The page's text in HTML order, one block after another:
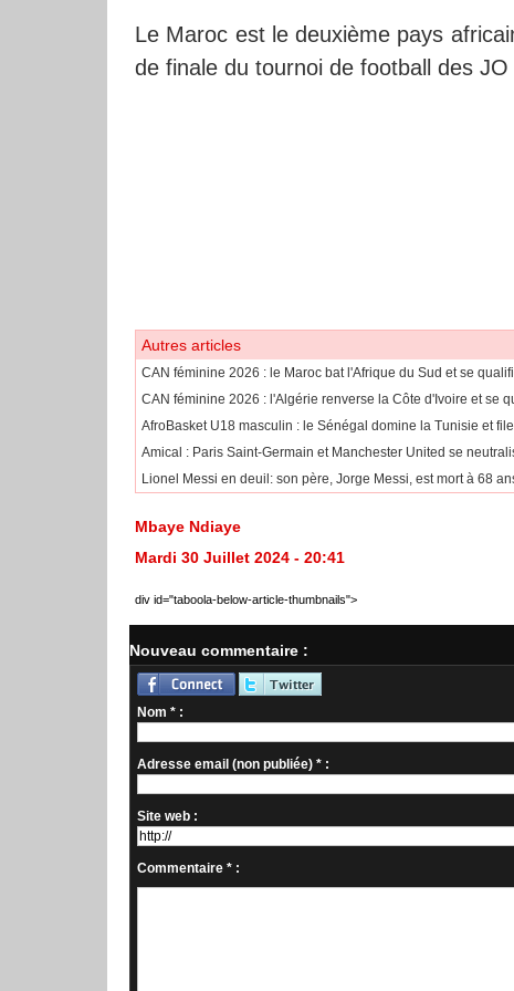
Le Maroc est le deuxième pays
de finale du tournoi de football des JO
Autres articles
CAN féminine 2026 : le Maroc bat l'Afrique du Sud et se
CAN féminine 2026 : l'Algérie renverse la Côte d'Ivoire et se
AfroBasket U18 masculin : le Sénégal domine la Tunisie et
Amical : Paris Saint-Germain et Manchester United se
Lionel Messi en deuil: son père, Jorge Messi, est mort à 68
Mbaye Ndiaye
Mardi 30 Juillet 2024 - 20:41
div id="taboola-below-article-thumbnails">
Nouveau commentaire :
Nom * :
Adresse email (non publiée) * :
Site web :
Commentaire * :